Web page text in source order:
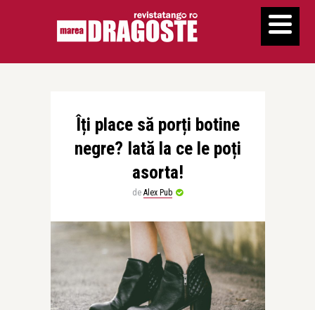
Îți place să porți botine
negre? Iată la ce le poți
asorta!
de Alex Pub